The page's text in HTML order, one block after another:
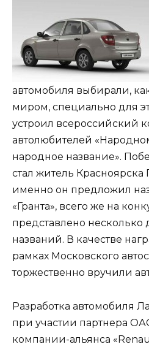
автомобиля выбирали,
миром, специально для
устроил всероссийский
автолюбителей
народное название».
стал житель Красноярска
именно он предложил
«Гранта», всего же на
представлено несколько
названий. В качестве
рамках Московского
торжественно вручили
Разработка автомобиля
при участии партнера
компании-альянса